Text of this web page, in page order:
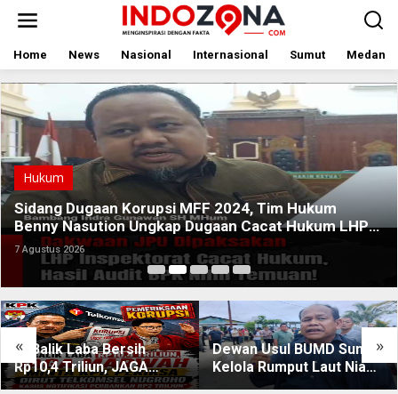
Home News Nasional Internasional Sumut Medan
Hukum
Sidang Dugaan Korupsi MFF 2024, Tim Hukum
Benny Nasution Ungkap Dugaan Cacat Hukum LHP
Inspektorat
7 Agustus 2026
« »
Di Balik Laba Bersih
Rp10,4 Triliun, JAGA
MARWAH Desak KPK
Dewan Usul BUMD Sumut
Kelola Rumput Laut Nias
Utara dari Hulu ke Hilir